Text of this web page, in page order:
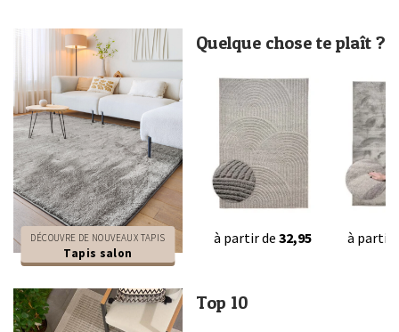
DÉCOUVRE DE NOUVEAUX TAPIS
Tapis salon
Quelque chose te plaît ?
à partir de 32,95 à partir
Top 10